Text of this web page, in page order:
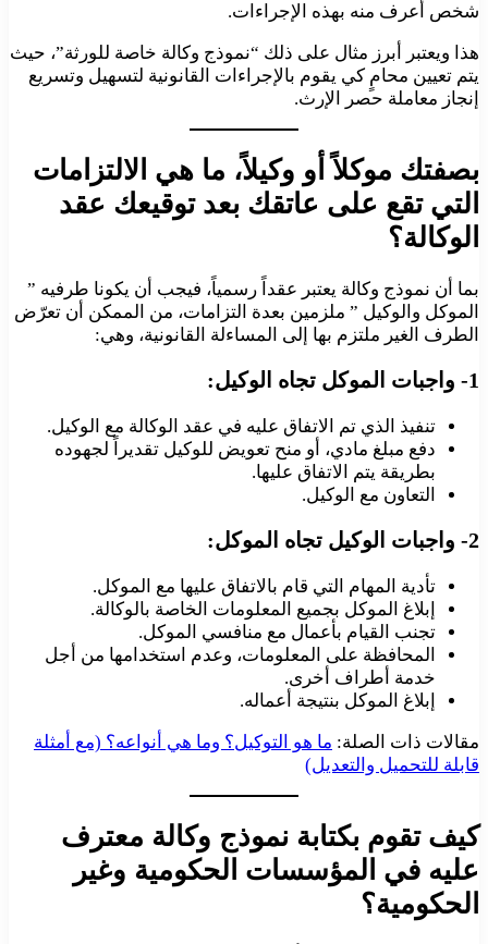
شخص أعرف منه بهذه الإجراءات.
هذا ويعتبر أبرز مثال على ذلك “نموذج وكالة خاصة للورثة”، حيث
يتم تعيين محامٍ كي يقوم بالإجراءات القانونية لتسهيل وتسريع
إنجاز معاملة حصر الإرث.
بصفتك موكلاً أو وكيلاً، ما هي الالتزامات
التي تقع على عاتقك بعد توقيعك عقد
الوكالة؟
بما أن نموذج وكالة يعتبر عقداً رسمياً، فيجب أن يكونا طرفيه ”
الموكل والوكيل ” ملزمين بعدة التزامات، من الممكن أن تعرّض
الطرف الغير ملتزم بها إلى المساءلة القانونية، وهي:
1- واجبات الموكل تجاه الوكيل:
تنفيذ الذي تم الاتفاق عليه في عقد الوكالة مع الوكيل.
دفع مبلغ مادي، أو منح تعويض للوكيل تقديراً لجهوده
بطريقة يتم الاتفاق عليها.
التعاون مع الوكيل.
2- واجبات الوكيل تجاه الموكل:
تأدية المهام التي قام بالاتفاق عليها مع الموكل.
إبلاغ الموكل بجميع المعلومات الخاصة بالوكالة.
تجنب القيام بأعمال مع منافسي الموكل.
المحافظة على المعلومات، وعدم استخدامها من أجل
خدمة أطراف أخرى.
إبلاغ الموكل بنتيجة أعماله.
مقالات ذات الصلة: ما هو التوكيل؟ وما هي أنواعه؟ (مع أمثلة
قابلة للتحميل والتعديل)
كيف تقوم بكتابة نموذج وكالة معترف
عليه في المؤسسات الحكومية وغير
الحكومية؟